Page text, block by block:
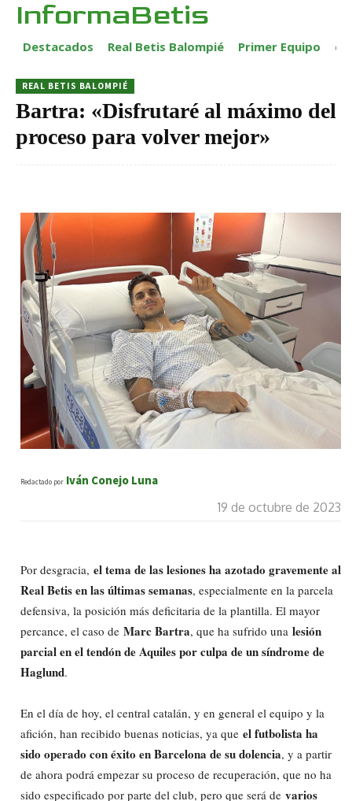
InformaBetis
Destacados Real Betis Balompié Primer Equipo
REAL BETIS BALOMPIÉ
Bartra: «Disfrutaré al máximo del
proceso para volver mejor»
Redactado por Iván Conejo Luna
19 de octubre de 2023
Por desgracia, el tema de las lesiones ha azotado gravemente al
Real Betis en las últimas semanas, especialmente en la parcela
defensiva, la posición más deficitaria de la plantilla. El mayor
percance, el caso de Marc Bartra, que ha sufrido una lesión
parcial en el tendón de Aquiles por culpa de un síndrome de
Haglund.
En el día de hoy, el central catalán, y en general el equipo y la
afición, han recibido buenas noticias, ya que el futbolista ha
sido operado con éxito en Barcelona de su dolencia, y a partir
de ahora podrá empezar su proceso de recuperación, que no ha
sido especificado por parte del club, pero que será de varios